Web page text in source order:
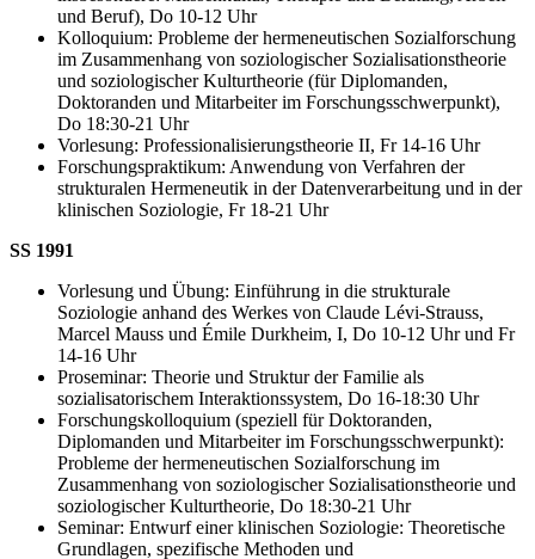
und Beruf), Do 10-12 Uhr
Kolloquium: Probleme der hermeneutischen Sozialforschung
im Zusammenhang von soziologischer Sozialisationstheorie
und soziologischer Kulturtheorie (für Diplomanden,
Doktoranden und Mitarbeiter im Forschungsschwerpunkt),
Do 18:30-21 Uhr
Vorlesung: Professionalisierungstheorie II, Fr 14-16 Uhr
Forschungspraktikum: Anwendung von Verfahren der
strukturalen Hermeneutik in der Datenverarbeitung und in der
klinischen Soziologie, Fr 18-21 Uhr
SS 1991
Vorlesung und Übung: Einführung in die strukturale
Soziologie anhand des Werkes von Claude Lévi-Strauss,
Marcel Mauss und Émile Durkheim, I, Do 10-12 Uhr und Fr
14-16 Uhr
Proseminar: Theorie und Struktur der Familie als
sozialisatorischem Interaktionssystem, Do 16-18:30 Uhr
Forschungskolloquium (speziell für Doktoranden,
Diplomanden und Mitarbeiter im Forschungsschwerpunkt):
Probleme der hermeneutischen Sozialforschung im
Zusammenhang von soziologischer Sozialisationstheorie und
soziologischer Kulturtheorie, Do 18:30-21 Uhr
Seminar: Entwurf einer klinischen Soziologie: Theoretische
Grundlagen, spezifische Methoden und